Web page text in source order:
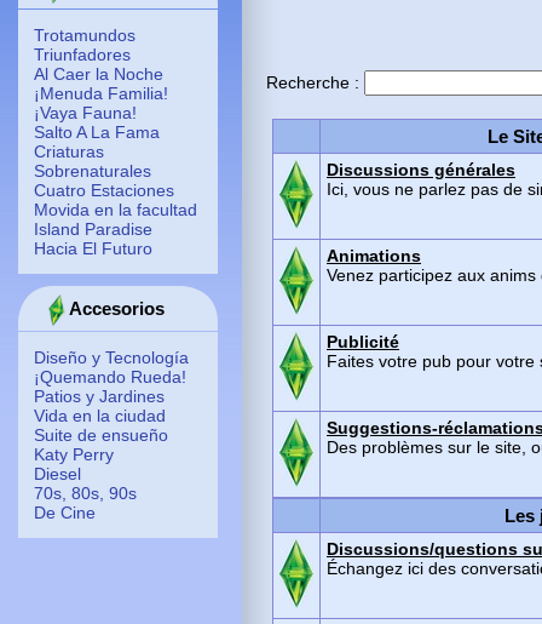
Trotamundos
Triunfadores
Al Caer la Noche
¡Menuda Familia!
¡Vaya Fauna!
Salto A La Fama
Criaturas
Sobrenaturales
Cuatro Estaciones
Movida en la facultad
Island Paradise
Hacia El Futuro
Accesorios
Diseño y Tecnología
¡Quemando Rueda!
Patios y Jardines
Vida en la ciudad
Suite de ensueño
Katy Perry
Diesel
70s, 80s, 90s
De Cine
Recherche :
Le
Discussions générales
Ici, vous ne parlez pas de
Animations
Venez participez aux anims
Publicité
Faites votre pub pour votre
Suggestions-
Des problèmes sur le site,
Les
Discussions/questions
Échangez ici des